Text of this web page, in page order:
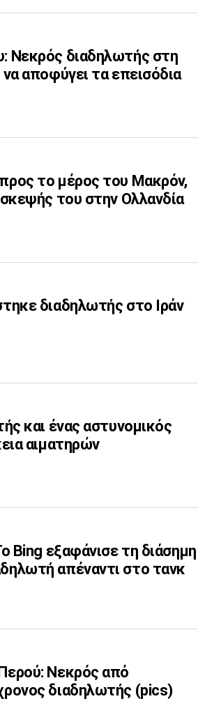
Νεκρός διαδηλωτής στη
αποφύγει τα επεισόδια
το μέρος του Μακρόν,
του στην Ολλανδία
διαδηλωτής στο Ιράν
και ένας αστυνομικός
αιματηρών
Bing εξαφάνισε τη διάσημη
απέναντι στο τανκ
Νεκρός από
διαδηλωτής (pics)